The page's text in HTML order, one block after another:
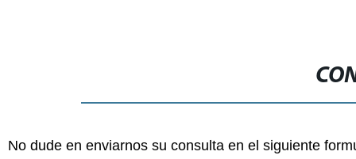
No dude en enviarnos su consulta en el siguiente